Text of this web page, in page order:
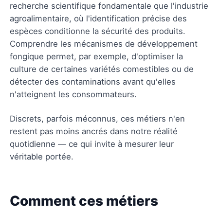
recherche scientifique fondamentale que l'industrie
agroalimentaire, où l'identification précise des
espèces conditionne la sécurité des produits.
Comprendre les mécanismes de développement
fongique permet, par exemple, d'optimiser la
culture de certaines variétés comestibles ou de
détecter des contaminations avant qu'elles
n'atteignent les consommateurs.
Discrets, parfois méconnus, ces métiers n'en
restent pas moins ancrés dans notre réalité
quotidienne — ce qui invite à mesurer leur
véritable portée.
Comment ces métiers